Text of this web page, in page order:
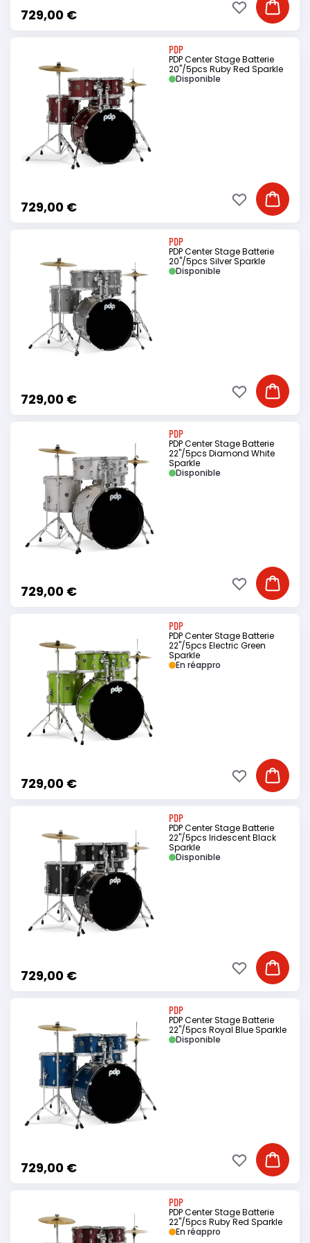
729,00 € Ajouter
Ajouter à ma
PDP
PDP Center Stage Batterie
20"/5pcs Ruby Red Sparkle
729,00 €
Disponible
Ajouter
Ajouter à ma
PDP
PDP Center Stage Batterie
20"/5pcs Silver Sparkle
729,00 €
Disponible
Ajouter
Ajouter à ma
PDP
PDP Center Stage Batterie
22"/5pcs Diamond White
Sparkle
729,00 €
Disponible
Ajouter
Ajouter à ma
PDP
PDP Center Stage Batterie
22"/5pcs Electric Green
Sparkle
729,00 €
En réappro
Ajouter
Ajouter à ma
PDP
PDP Center Stage Batterie
22"/5pcs Iridescent Black
Sparkle
729,00 €
Disponible
Ajouter
Ajouter à ma
PDP
PDP Center Stage Batterie
22"/5pcs Royal Blue Sparkle
729,00 €
Disponible
Ajouter
Ajouter à ma
PDP
PDP Center Stage Batterie
22"/5pcs Ruby Red Sparkle
En réappro